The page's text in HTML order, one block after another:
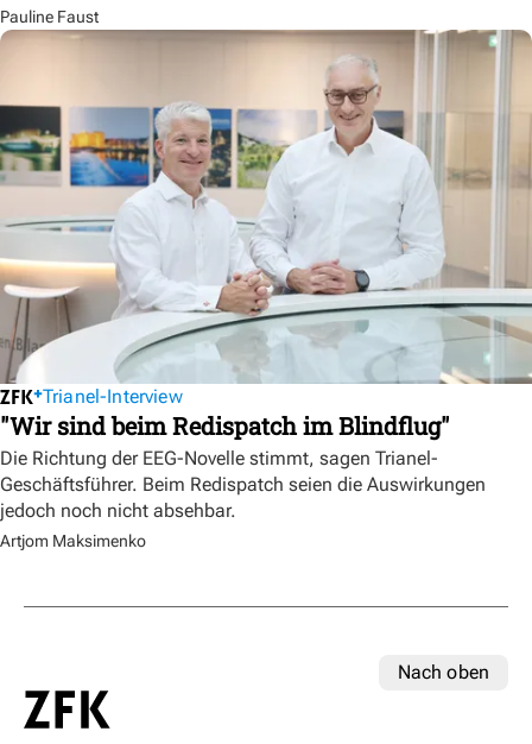
Pauline Faust
Trianel-Interview
"Wir sind beim Redispatch im Blindflug"
Die Richtung der EEG-Novelle stimmt, sagen Trianel-
Geschäftsführer. Beim Redispatch seien die Auswirkungen
jedoch noch nicht absehbar.
Artjom Maksimenko
Nach oben